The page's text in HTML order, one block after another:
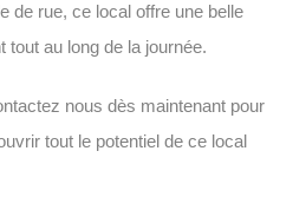
de rue, ce local offre une belle
tout au long de la journée.
nous dès maintenant pour
tout le potentiel de ce local